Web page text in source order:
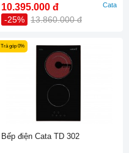
10.395.000 đ
-25% 13.860.000 đ
Cata
Trả góp 0%
Bếp điện Cata TD 302